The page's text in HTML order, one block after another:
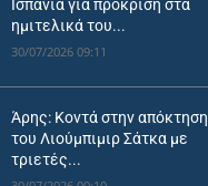
Ισπανία για πρόκριση στα
ημιτελικά του...
30/07/2026 09:11
Άρης: Κοντά στην απόκτηση
του Λιούμπιμιρ Σάτκα με
τριετές...